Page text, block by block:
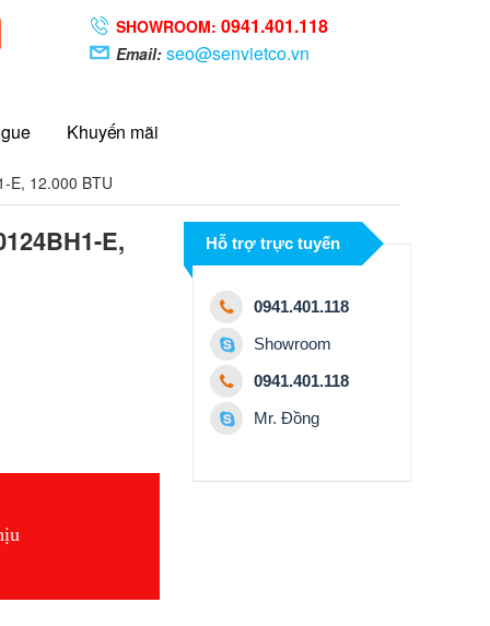
SHOWROOM: 0941.401.118
Email: seo@senvietco.vn
Khuyến mãi
E, 12.000 BTU
E, Hỗ trợ trực tuyến
0941.401.118
Showroom
0941.401.118
Mr. Đồng